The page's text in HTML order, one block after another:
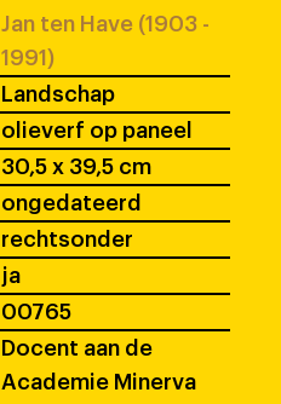
Jan ten Have (1903 -
1991)
Landschap
olieverf op paneel
30,5 x 39,5 cm
ongedateerd
rechtsonder
ja
00765
Docent aan de
Academie Minerva